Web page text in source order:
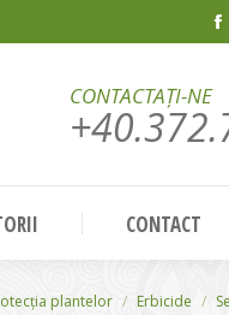
in
CONTACTAȚI-NE
CONTACT
plantelor Erbicide